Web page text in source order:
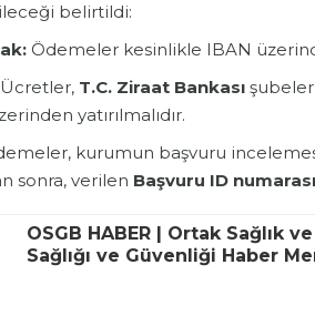
belirtildi:
Ödemeler kesinlikle IBAN
Ücretler, T.C. Ziraat Bankası
yatırılmalıdır.
kurumun başvuru
sonra, verilen Başvuru ID numarası
OSGB HABER | Ortak Sağlık
Sağlığı ve Güvenliği Haber